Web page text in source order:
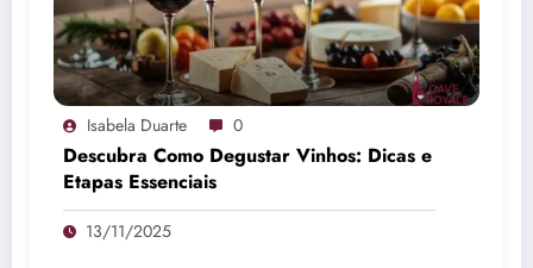
Isabela Duarte 0
Descubra Como Degustar Vinhos: Dicas e
Etapas Essenciais
13/11/2025